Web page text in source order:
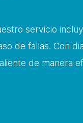
servicio
de fallas. Con
de manera